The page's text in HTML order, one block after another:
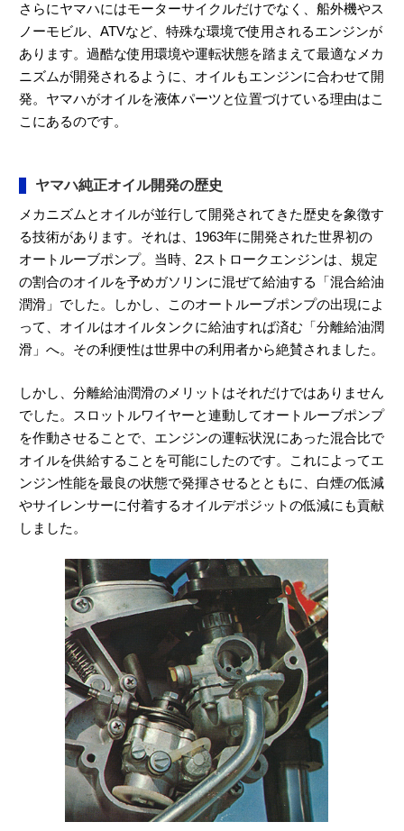
さらにヤマハにはモーターサイクルだけでなく、船外機やス
ノーモビル、ATVなど、特殊な環境で使用されるエンジンが
あります。過酷な使用環境や運転状態を踏まえて最適なメカ
ニズムが開発されるように、オイルもエンジンに合わせて開
発。ヤマハがオイルを液体パーツと位置づけている理由はこ
こにあるのです。
ヤマハ純正オイル開発の歴史
メカニズムとオイルが並行して開発されてきた歴史を象徴す
る技術があります。それは、1963年に開発された世界初の
オートルーブポンプ。当時、2ストロークエンジンは、規定
の割合のオイルを予めガソリンに混ぜて給油する「混合給油
潤滑」でした。しかし、このオートルーブポンプの出現によ
って、オイルはオイルタンクに給油すれば済む「分離給油潤
滑」へ。その利便性は世界中の利用者から絶賛されました。
しかし、分離給油潤滑のメリットはそれだけではありません
でした。スロットルワイヤーと連動してオートルーブポンプ
を作動させることで、エンジンの運転状況にあった混合比で
オイルを供給することを可能にしたのです。これによってエ
ンジン性能を最良の状態で発揮させるとともに、白煙の低減
やサイレンサーに付着するオイルデポジットの低減にも貢献
しました。